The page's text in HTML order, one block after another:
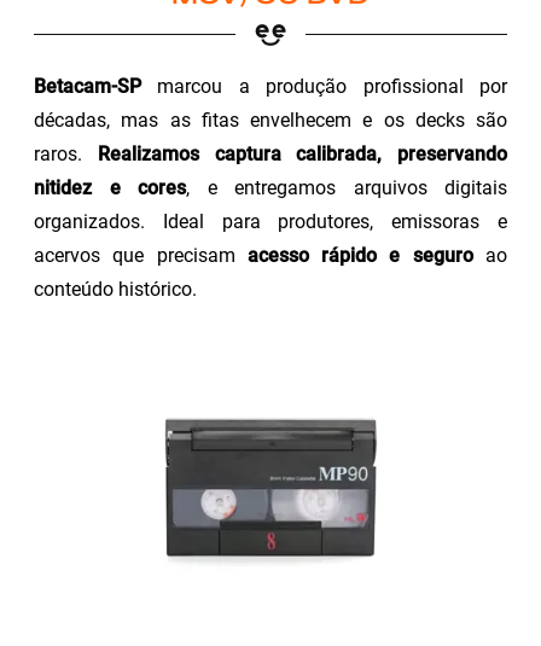
Betacam-SPmarcou a produção profissional por
décadas, mas as fitas envelhecem e os decks são
raros.
Realizamos captura calibrada, preservando
nitidez e cores, e entregamos arquivos digitais
organizados. Ideal para produtores, emissoras e
acervos que precisam acesso rápido e seguroao
conteúdo histórico.